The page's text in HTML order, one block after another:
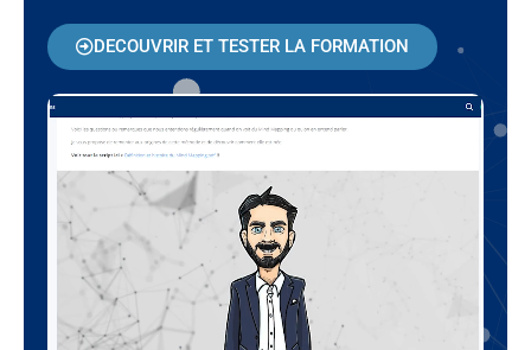
DECOUVRIR ET TESTER LA FORMATION